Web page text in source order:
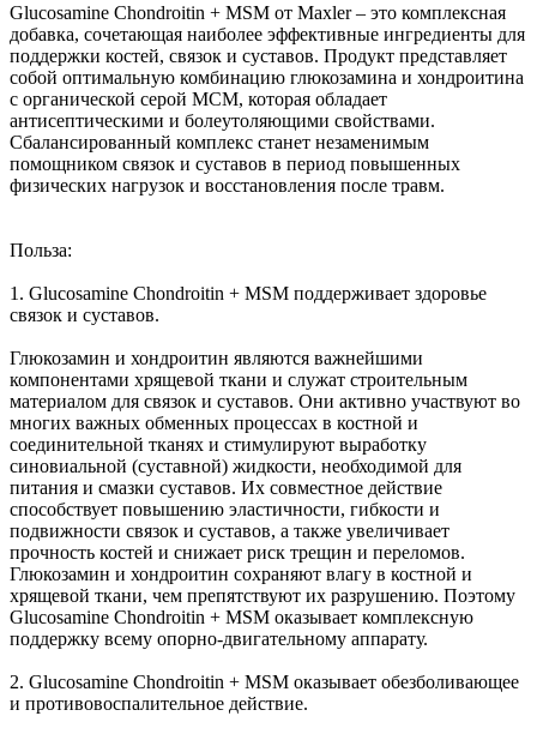
Glucosamine Chondroitin + MSM от Maxler – это комплексная
добавка, сочетающая наиболее эффективные ингредиенты для
поддержки костей, связок и суставов. Продукт представляет
собой оптимальную комбинацию глюкозамина и хондроитина
с органической серой МСМ, которая обладает
антисептическими и болеутоляющими свойствами.
Сбалансированный комплекс станет незаменимым
помощником связок и суставов в период повышенных
физических нагрузок и восстановления после травм.
Польза:
1. Glucosamine Chondroitin + MSM поддерживает здоровье
связок и суставов.
Глюкозамин и хондроитин являются важнейшими
компонентами хрящевой ткани и служат строительным
материалом для связок и суставов. Они активно участвуют во
многих важных обменных процессах в костной и
соединительной тканях и стимулируют выработку
синовиальной (суставной) жидкости, необходимой для
питания и смазки суставов. Их совместное действие
способствует повышению эластичности, гибкости и
подвижности связок и суставов, а также увеличивает
прочность костей и снижает риск трещин и переломов.
Глюкозамин и хондроитин сохраняют влагу в костной и
хрящевой ткани, чем препятствуют их разрушению. Поэтому
Glucosamine Chondroitin + MSM оказывает комплексную
поддержку всему опорно-двигательному аппарату.
2. Glucosamine Chondroitin + MSM оказывает обезболивающее
и противовоспалительное действие.